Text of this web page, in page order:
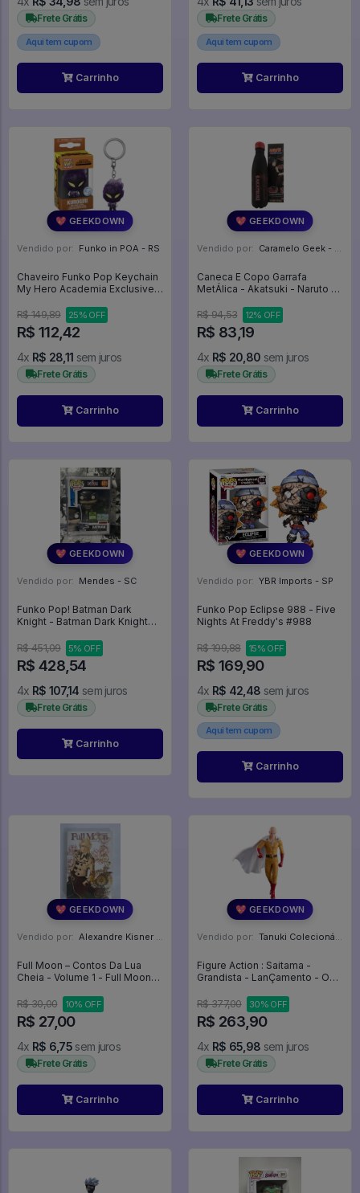
Frete Grátis
Aqui tem cupom
Carrinho
Frete Grátis
Aqui tem cupom
Carrinho
💖 GEEKDOWN
Vendido por: Funko in POA - RS
Chaveiro Funko Pop Keychain
My Hero Academia Exclusive -
R$ 149,89
25% OFF
R$ 112,42
4x R$ 28,11 sem juros
Frete Grátis
Carrinho
💖 GEEKDOWN
Vendido por: Caramelo Geek - DF
Caneca E Copo Garrafa
MetÁlica - Akatsuki - Naruto -
R$ 94,53
12% OFF
R$ 83,19
4x R$ 20,80 sem juros
Frete Grátis
Carrinho
💖 GEEKDOWN
Vendido por: Mendes - SC
Funko Pop! Batman Dark
Knight - Batman Dark Knight
R$ 451,09
5% OFF
R$ 428,54
4x R$ 107,14 sem juros
Frete Grátis
Carrinho
💖 GEEKDOWN
Vendido por: YBR Imports - SP
Funko Pop Eclipse 988 - Five
Nights At Freddy's #988
R$ 199,88 15% OFF
R$ 169,90
4x R$ 42,48 sem juros
Frete Grátis
Aqui tem cupom
Carrinho
💖 GEEKDOWN
Vendido por: Alexandre Kisner - PR
Full Moon – Contos Da Lua
Cheia - Volume 1 - Full Moon
R$ 30,00
10% OFF
R$ 27,00
4x R$ 6,75 sem juros
Frete Grátis
Carrinho
💖 GEEKDOWN
Vendido por: Tanuki Colecionáveis - SP
Figure Action : Saitama -
Grandista - LanÇamento - One
R$ 377,00
30% OFF
R$ 263,90
4x R$ 65,98 sem juros
Frete Grátis
Carrinho